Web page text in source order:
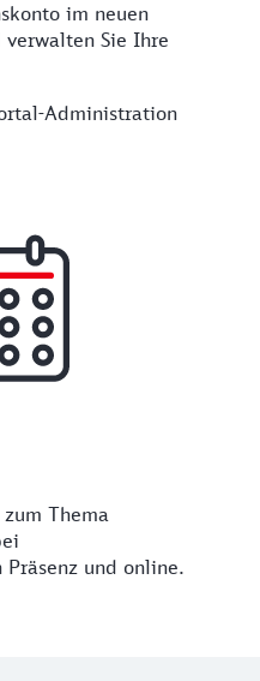
im neuen
Sie Ihre
Administration
Thema
Präsenz und online.